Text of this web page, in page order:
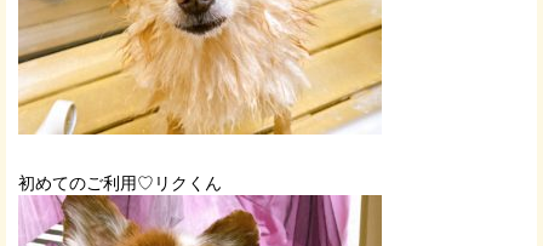
初めてのご利用♡リクくん